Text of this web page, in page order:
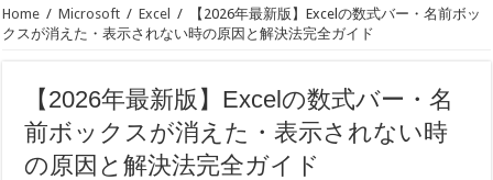
Home / Microsoft / Excel /
【2026年最新版】Excelの数式バー・名前ボッ
クスが消えた・表示されない時の原因と解決法完全ガイド
【2026年最新版】Excelの数式バー・名
前ボックスが消えた・表示されない時
の原因と解決法完全ガイド